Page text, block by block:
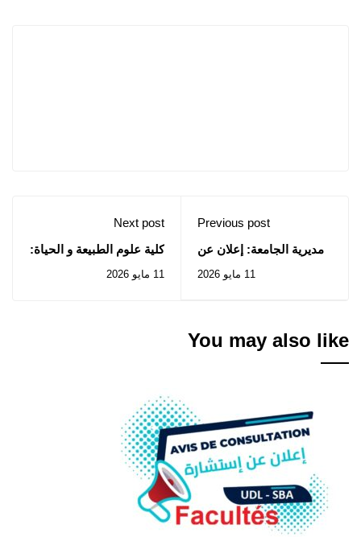
Previous post
مديرية الجامعة: إعلان عن
المتعلقة بالإستشارات رقم
11 مايو 2026
Next post
كلية علوم الطبيعة و الحياة:
2026/04
11 مايو 2026
You may also like